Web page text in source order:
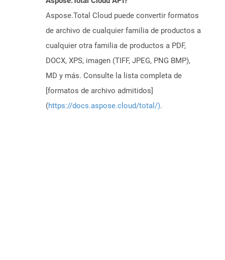
Aspose.Total Cloud puede convertir formatos
de archivo de cualquier familia de productos a
cualquier otra familia de productos a PDF,
DOCX, XPS, imagen (TIFF, JPEG, PNG BMP),
MD y más. Consulte la lista completa de
[formatos de archivo admitidos]
(https://docs.aspose.cloud/total/).